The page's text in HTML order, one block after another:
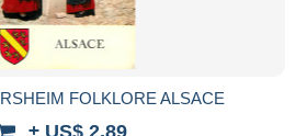
FOLKLORE ALSACE
± US$ 2,89